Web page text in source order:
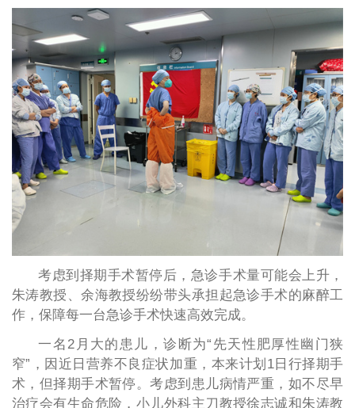
考虑到择期手术暂停后，急诊手术量可能会上升，
朱涛教授、余海教授纷纷带头承担起急诊手术的麻醉工
作，保障每一台急诊手术快速高效完成。
一名2月大的患儿，诊断为“先天性肥厚性幽门狭
窄”，因近日营养不良症状加重，本来计划1日行择期手
术，但择期手术暂停。考虑到患儿病情严重，如不尽早
治疗会有生命危险，小儿外科主刀教授徐志诚和朱涛教